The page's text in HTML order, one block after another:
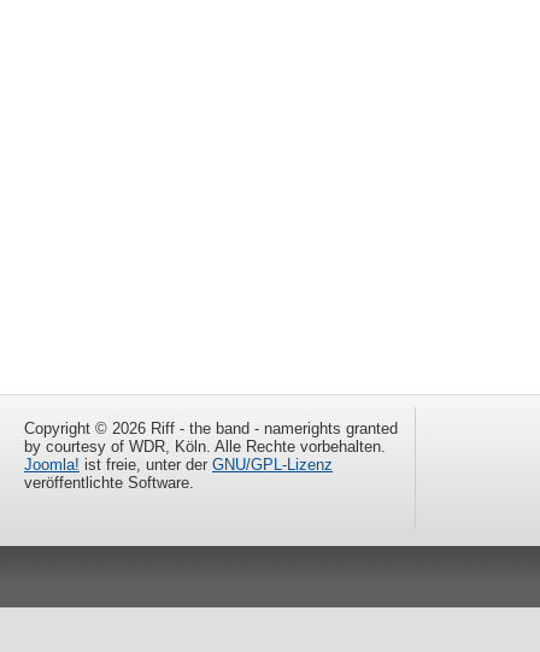
Copyright © 2026 Riff - the band - namerights granted
by courtesy of WDR, Köln. Alle Rechte vorbehalten.
Joomla! ist freie, unter der GNU/GPL-Lizenz
veröffentlichte Software.